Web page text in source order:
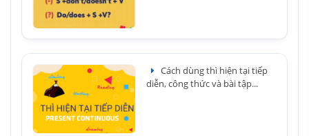
Cách dùng thì hiện tại tiếp
diễn, công thức và bài tập...